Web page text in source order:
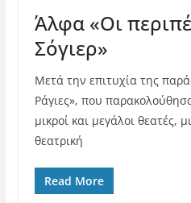
Άλφα «Οι
Σόγιερ»
Μετά την επιτυχία της
Ράγιες», που
μικροί και μεγάλοι θεατές,
θεατρική
Read More